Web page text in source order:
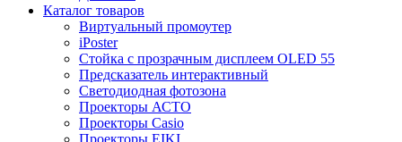
Каталог товаров
Виртуальный промоутер
iPoster
Стойка с прозрачным дисплеем OLED 55
Предсказатель интерактивный
Светодиодная фотозона
Проекторы АСТО
Проекторы Casio
Проекторы EIKI